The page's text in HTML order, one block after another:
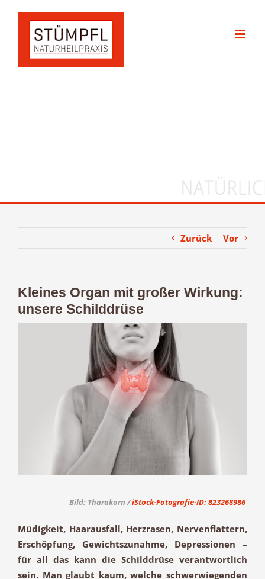
springen
Zurück Vor
Kleines Organ mit großer Wirkung:
unsere Schilddrüse
Bild: Tharakorn /iStock-Fotografie-ID: 823268986
Müdigkeit, Haarausfall, Herzrasen, Nervenflattern,
Erschöpfung, Gewichtszunahme, Depressionen –
für all das kann die Schilddrüse verantwortlich
sein. Man glaubt kaum, welche schwerwiegenden